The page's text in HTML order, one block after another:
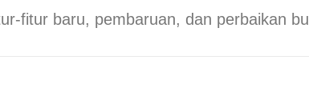
fitur baru, pembaruan, dan perbaikan